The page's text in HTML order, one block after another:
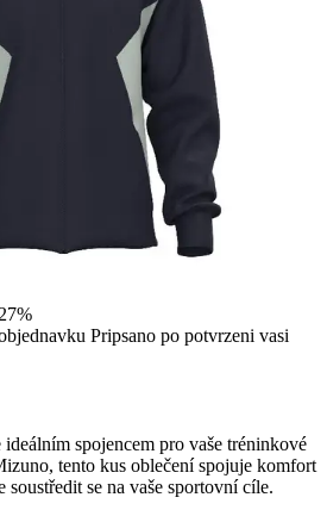
Pripsano po potvrzeni vasi
spojencem pro vaše tréninkové
tento kus oblečení spojuje komfort
se na vaše sportovní cíle.